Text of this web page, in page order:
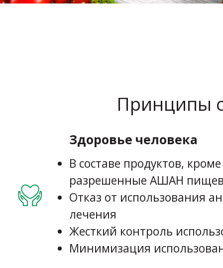
Принципы
Здоровье человека
В составе продуктов,
разрешенные АШАН
Отказ от использования
лечения
Жесткий контроль
Минимизация